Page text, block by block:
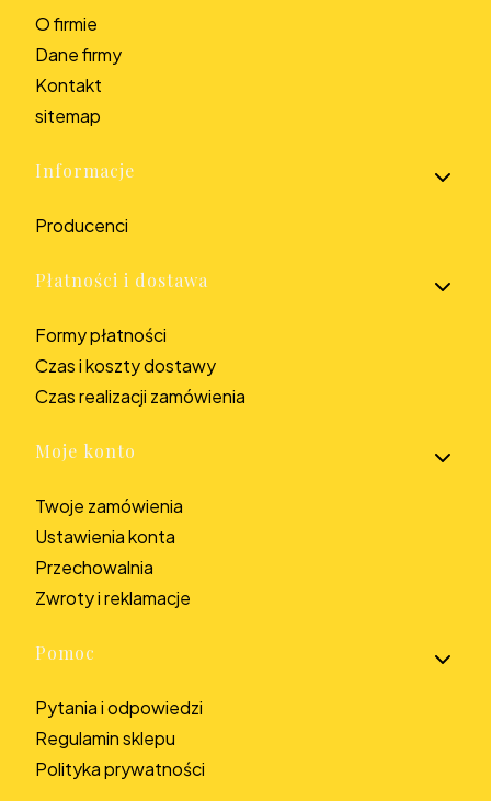
O firmie
Dane firmy
Kontakt
sitemap
Informacje
Producenci
Płatności i dostawa
Formy płatności
Czas i koszty dostawy
Czas realizacji zamówienia
Moje konto
Twoje zamówienia
Ustawienia konta
Przechowalnia
Zwroty i reklamacje
Pomoc
Pytania i odpowiedzi
Regulamin sklepu
Polityka prywatności